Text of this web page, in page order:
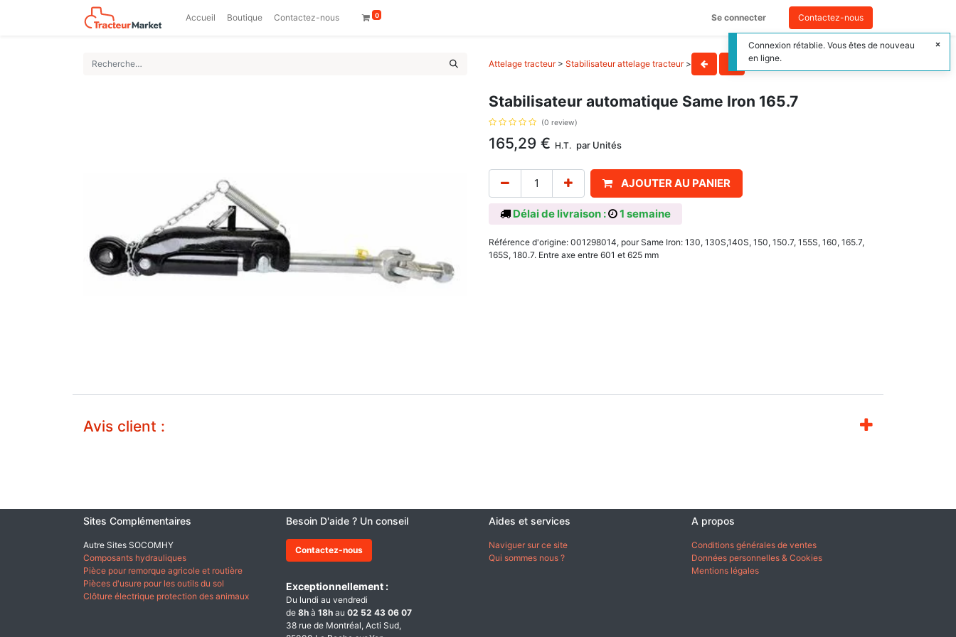
Accueil Boutique Contactez-nous 0 Se connecter Contactez-nous
Attelage tracteur> Stabilisateur attelage tracteur>
Stabilisateur automatique Same Iron 165.7
(0 review)
165,29 € H.T. par Unités
AJOUTER AU PANIER
Délai de livraison : 1 semaine
Référence d'origine: 001298014, pour Same Iron: 130, 130S,140S, 150, 150.7, 155S, 160, 165.7,
165S, 180.7. Entre axe entre 601 et 625 mm
Avis client :
Sites Complémentaires
Autre Sites SOCOMHY
Composants hydrauliques
Pièce pour remorque agricole et routière
Pièces d'usure pour les outils du sol
Clôture électrique protection des animaux
Besoin D'aide ? Un conseil
Contactez-nous
Exceptionnellement :
Du lundi au vendredi
de 8h à 18h au 02 52 43 06 07
38 rue de Montréal, Acti Sud,
Aides et services
Naviguer sur ce site
Qui sommes nous ?
A propos
Conditions générales de ventes
Données personnelles & Cookies
Mentions légales
Connexion rétablie. Vous êtes de nouveau
en ligne.